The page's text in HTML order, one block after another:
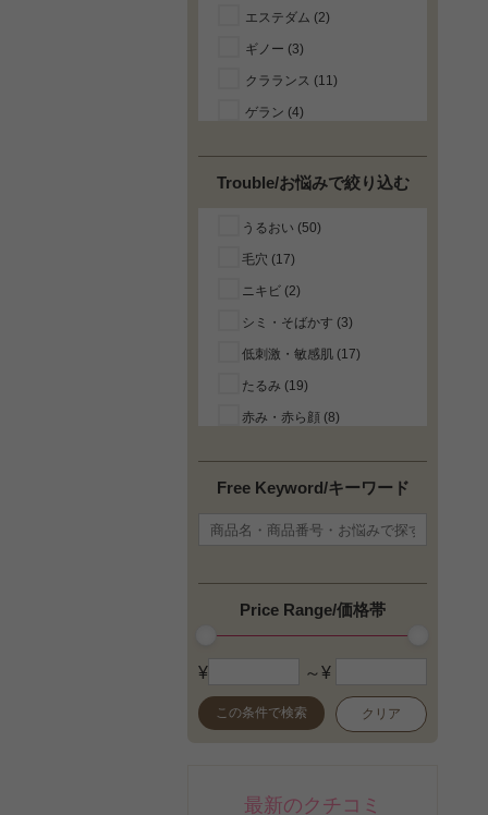
エステダム (2)
ギノー (3)
クラランス (11)
ゲラン (4)
ソティス (7)
ディオール） (1)
ニュクス (5)
ビオデルマ (11)
ビオテルム (3)
ヘレナルビンスタイン (1)
ヨンカ (27)
ラ・プレリー (4)
ランコム (9)
Trouble/お悩みで絞り込む
うるおい (50)
毛穴 (17)
ニキビ (2)
シミ・そばかす (3)
低刺激・敏感肌 (17)
たるみ (19)
赤み・赤ら顔 (8)
顔のテカリ (3)
目のクマ (2)
カバー力 (1)
崩れにくい (1)
マット肌 (1)
ツヤ (1)
ロング(マスカラ) (1)
Free Keyword/キーワード
Price Range/価格帯
¥ ～¥
この条件で検索 クリア
最新のクチコミ